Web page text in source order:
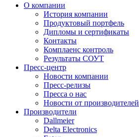
О компании
История компании
Продуктовый портфель
Дипломы и сертификаты
Контакты
Комплаенс контроль
Результаты СОУТ
Пресс-центр
Новости компании
Пресс-релизы
Пресса о нас
Новости от производителей
Производители
Dallmeier
Delta Electronics